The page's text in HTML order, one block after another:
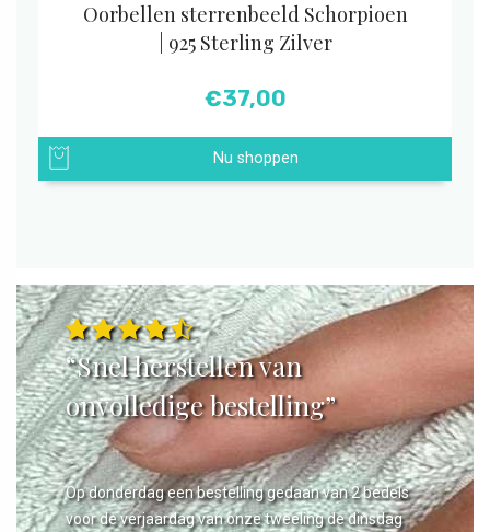
Oorbellen sterrenbeeld Schorpioen
| 925 Sterling Zilver
€37,00
Nu shoppen
“Snel herstellen van
onvolledige bestelling”
Op donderdag een bestelling gedaan van 2 bedels
voor de verjaardag van onze tweeling de dinsdag